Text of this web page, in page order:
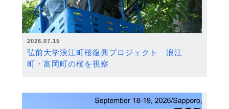
2026.07.15
弘前大学浪江町桜復興プロジェクト 浪江
町・富岡町の桜を視察